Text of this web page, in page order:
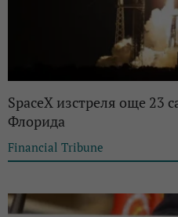
SpaceX изстреля още 23
Флорида
Financial Tribune